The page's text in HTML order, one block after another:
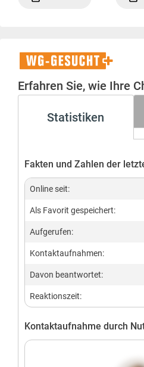
WG-
Gesucht+
Erfahren Sie, wie Ihre
Statistiken
Fakten und Zahlen der
Online seit:
Als Favorit gespeichert:
Aufgerufen:
Kontaktaufnahmen:
Davon beantwortet:
Reaktionszeit:
Kontaktaufnahme durch